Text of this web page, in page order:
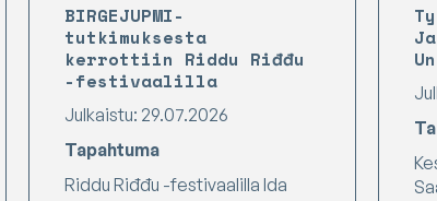
BIRGEJUPMI-
tutkimuksesta
kerrottiin Riddu Riđđu
-festivaalilla
Julkaistu: 29.07.2026
Tapahtuma
Riddu Riđđu -festivaalilla Ida